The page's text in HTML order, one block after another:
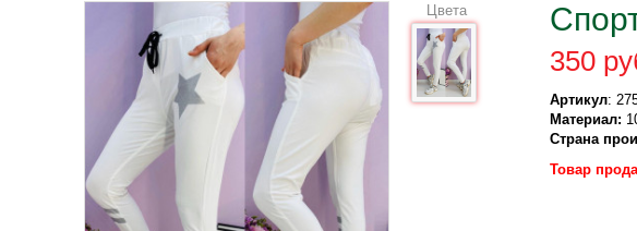
350
Артикул:
Материал:
Страна
Цвета
Товар